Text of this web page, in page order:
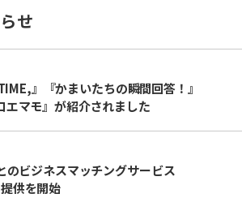
せ
』『かまいたちの瞬間回答！』
エマモ』が紹介されました
のビジネスマッチングサービス
供を開始